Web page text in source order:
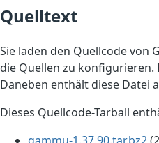
Quelltext
Sie laden den Quellcode von
die Quellen zu konfigurieren.
Daneben enthält diese Datei
Dieses Quellcode-Tarball